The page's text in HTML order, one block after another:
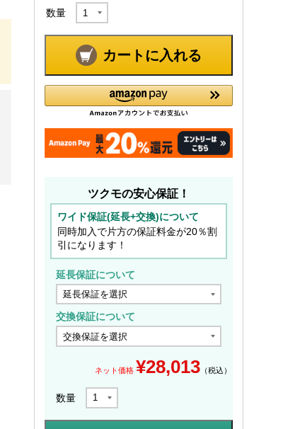
数量
カートに入れる
ツクモの安心保証！
ワイド保証(延長+交換)について
同時加入で片方の保証料金が20％割
引になります！
延長保証について
交換保証について
ネット価格 ¥28,013 （税込）
数量